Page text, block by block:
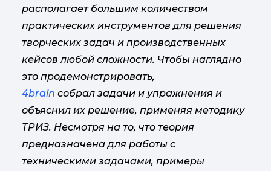
располагает большим количеством
практических инструментов для решения
творческих задач и производственных
кейсов любой сложности. Чтобы наглядно
это продемонстрировать,
4brain собрал задачи и упражнения и
объяснил их решение, применяя методику
ТРИЗ. Несмотря на то, что теория
предназначена для работы с
техническими задачами, примеры